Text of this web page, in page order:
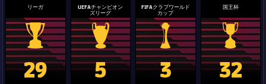
リーガ
La Liga trophy
29
UEFAチャンピオン
ズリーグ
Champions League trophy
5
FIFAクラブワールド
カップ
label.aria.clubworldcup
3
国王杯
国王杯
32